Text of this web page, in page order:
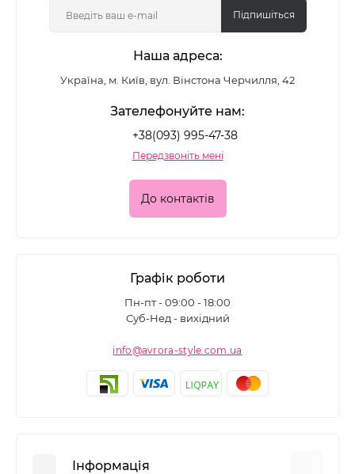
Підпишіться
Наша адреса:
Україна, м. Київ, вул. Вінстона Черчилля, 42
Зателефонуйте нам:
+38(093) 995-47-38
Передзвоніть мені
До контактів
Графік роботи
Пн-пт - 09:00 - 18:00
Суб-Нед - вихідний
info@avrora-style.com.ua
Інформація